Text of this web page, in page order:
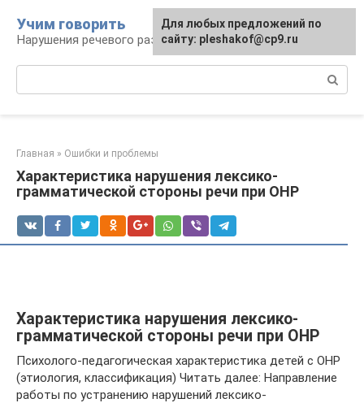
контенту
Учим говорить
Нарушения речевого развития
Главная » Ошибки и проблемы
Характеристика нарушения лексико-
грамматической стороны речи при ОНР
Характеристика нарушения лексико-
грамматической стороны речи при ОНР
Психолого-педагогическая характеристика детей с ОНР
(этиология, классификация) Читать далее: Направление
работы по устранению нарушений лексико-
Для любых предложений по
сайту: pleshakof@cp9.ru